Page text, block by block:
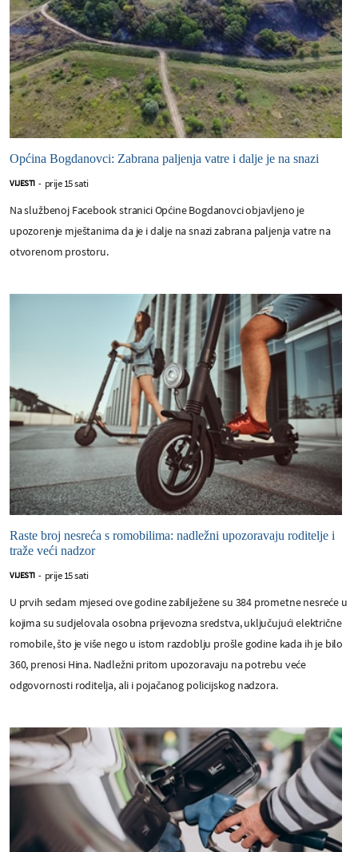
Općina Bogdanovci: Zabrana paljenja vatre i dalje je na snazi
VIJESTI - prije 15 sati
Na službenoj Facebook stranici Općine Bogdanovci objavljeno je
upozorenje mještanima da je i dalje na snazi zabrana paljenja vatre na
otvorenom prostoru.
Raste broj nesreća s romobilima: nadležni upozoravaju roditelje i
traže veći nadzor
VIJESTI - prije 15 sati
U prvih sedam mjeseci ove godine zabilježene su 384 prometne nesreće u
kojima su sudjelovala osobna prijevozna sredstva, uključujući električne
romobile, što je više nego u istom razdoblju prošle godine kada ih je bilo
360, prenosi Hina. Nadležni pritom upozoravaju na potrebu veće
odgovornosti roditelja, ali i pojačanog policijskog nadzora.